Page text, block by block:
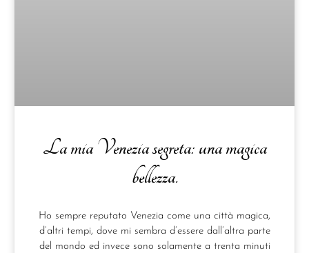
La mia Venezia segreta: una magica
bellezza.
Ho sempre reputato Venezia come una città magica,
d’altri tempi, dove mi sembra d’essere dall’altra parte
del mondo ed invece sono solamente a trenta minuti